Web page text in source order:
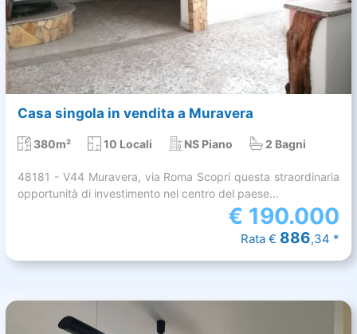
Casa singola in vendita a Muravera
380m² 10 Locali NS Piano 2 Bagni
48181 - V44 Muravera, via Roma Scopri questa straordinaria
opportunità di investimento nel centro del paese...
€ 190.000
Rata € 886,34 *